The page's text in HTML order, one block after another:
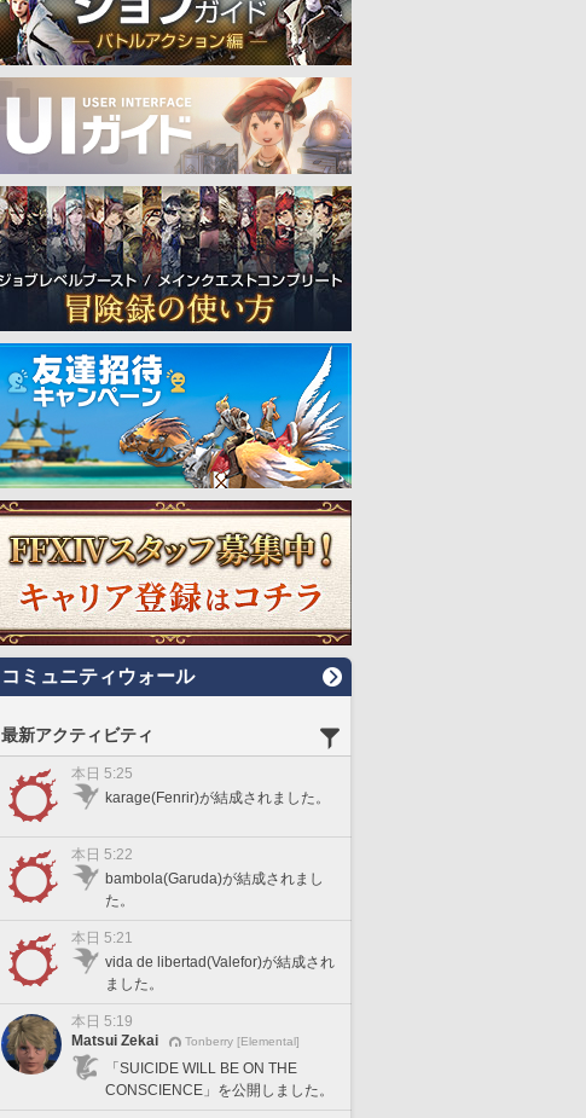
コミュニティウォール
最新アクティビティ
本日 5:25
karage(Fenrir)が結成されました。
本日 5:22
bambola(Garuda)が結成されまし
た。
本日 5:21
vida de libertad(Valefor)が結成され
ました。
本日 5:19
Matsui Zekai
Tonberry [Elemental]
「SUICIDE WILL BE ON THE
CONSCIENCE」を公開しました。